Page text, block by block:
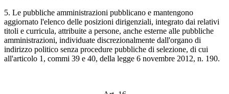
5. Le pubbliche amministrazioni pubblicano e mantengono
aggiornato l'elenco delle posizioni dirigenziali, integrato dai relativi
titoli e curricula, attribuite a persone, anche esterne alle pubbliche
amministrazioni, individuate discrezionalmente dall'organo di
indirizzo politico senza procedure pubbliche di selezione, di cui
all'articolo 1, commi 39 e 40, della legge 6 novembre 2012, n. 190.